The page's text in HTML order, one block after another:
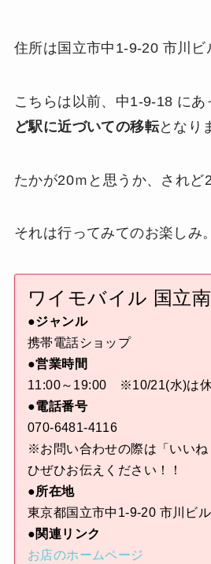
住所は国立市中1-9-20 市川ビ
こちらは以前、中1-9-18 にあ
ど駅に近づいての移転となり
たかが20ｍと思うか、され
それは行ってみてのお楽しみ。
ワイモバイル 国立
●ジャンル
携帯電話ショップ
●営業時間
11:00～19:00 ※10/21(水)は休
●電話番号
070-6481-4116
※お問い合わせの際は「いい
ひぜひお伝えください！！
●所在地
東京都国立市中1-9-20 市川ビ
●関連リンク
お店のホームページ